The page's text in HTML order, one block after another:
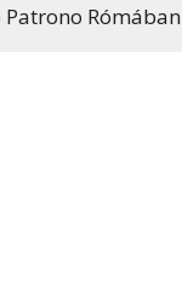
Patrono Rómában